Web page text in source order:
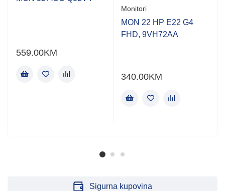
559.00KM
Monitori
MON 22 HP E22 G4
FHD, 9VH72AA
340.00KM
Sigurna kupovina